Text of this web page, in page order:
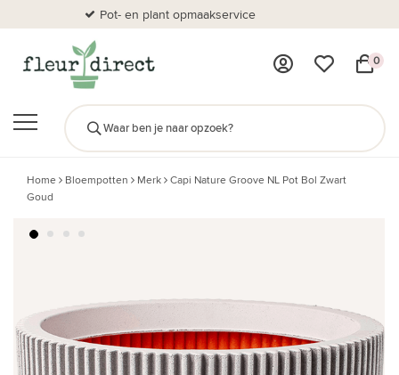
Pot- en plant opmaakservice
0
Home Bloempotten Merk Capi Nature Groove NL Pot Bol Zwart
Goud